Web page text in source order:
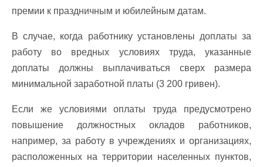
премии к праздничным и юбилейным датам.
В случае, когда работнику установлены доплаты за
работу во вредных условиях труда, указанные
доплаты должны выплачиваться сверх размера
минимальной заработной платы (3 200 гривен).
Если же условиями оплаты труда предусмотрено
повышение должностных окладов работников,
например, за работу в учреждениях и организациях,
расположенных на территории населенных пунктов,